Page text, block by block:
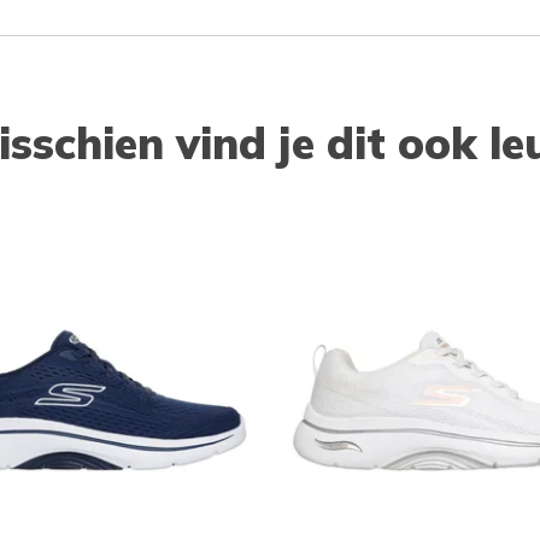
vind je dit ook